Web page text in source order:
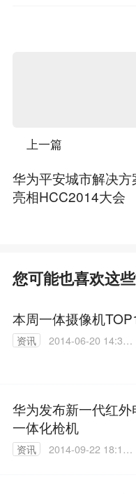
上一篇
华为平安城市解决方
亮相HCC2014大会
您可能也喜欢这
本周一体摄像机
资讯
2014-06-20 14:32:
华为发布新一代红外
一体化枪机
资讯
2014-09-22 18:12: